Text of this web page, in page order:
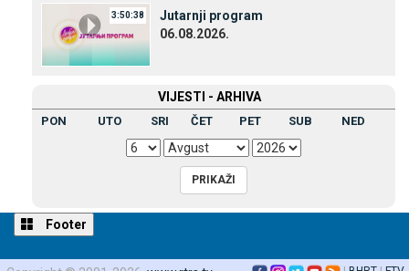
3:50:38
Јutarnji program
06.08.2026.
VIЈESTI - ARHIVA
PON UTO SRI ČET PET SUB NED
Footer